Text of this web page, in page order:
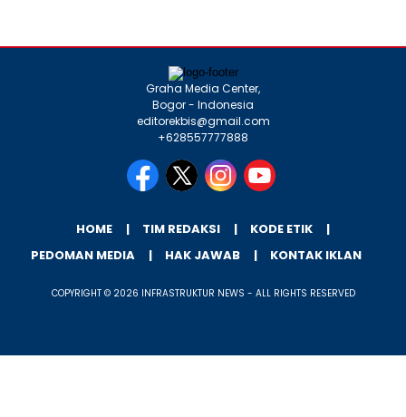
Graha Media Center,
Bogor - Indonesia
editorekbis@gmail.com
+628557777888
HOME TIM REDAKSI
KODE ETIK
PEDOMAN MEDIA
HAK JAWAB KONTAK IKLAN
COPYRIGHT © 2026 INFRASTRUKTUR NEWS - ALL RIGHTS RESERVED